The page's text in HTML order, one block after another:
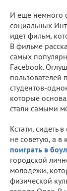
И еще немного
социальных
идет фильм,
В фильме
самых
Facebook.
пользователей
студентов-
которые
стали самыми
Кстати, сидеть
не советую, а в
поиграть в
городской
молодёжи,
физической